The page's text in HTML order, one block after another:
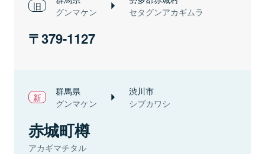
グンマケン セタグンアカギムラ
379-1127
群馬県
グンマケン
渋川市
シブカワシ
赤城町樽
アカギマチタル